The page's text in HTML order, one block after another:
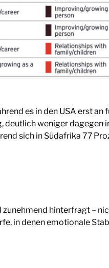
es in den USA erst
weniger dagegen
sich in Südafrika 77
hinterfragt –
in denen emotionale